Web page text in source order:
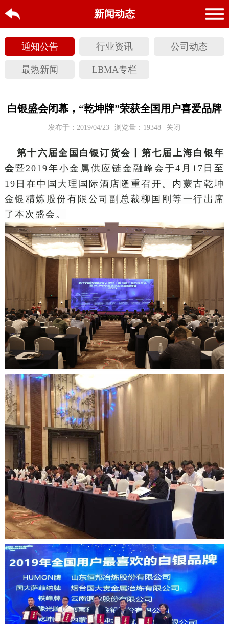
新闻动态
通知公告 行业资讯 公司动态
最热新闻 LBMA专栏
白银盛会闭幕，“乾坤牌”荣获全国用户喜爱品牌
发布于：2019/04/23 浏览量：19348 关闭
第十六届全国白银订货会丨第七届上海白银年
会暨2019年小金属供应链金融峰会于4月17日至
19日在中国大理国际酒店隆重召开。内蒙古乾坤
金银精炼股份有限公司副总裁柳国刚等一行出席
了本次盛会。